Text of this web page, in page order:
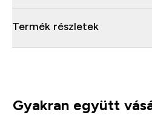
Termék részletek
Gyakran együtt